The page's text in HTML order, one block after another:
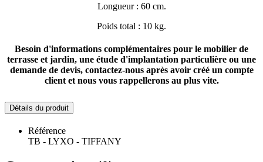
Longueur : 60 cm.
Poids total : 10 kg.
Besoin d'informations complémentaires pour le mobilier de
terrasse et jardin, une étude d'implantation particulière ou une
demande de devis, contactez-nous après avoir créé un compte
client et nous vous rappellerons au plus vite.
Détails du produit
Référence
TB - LYXO - TIFFANY